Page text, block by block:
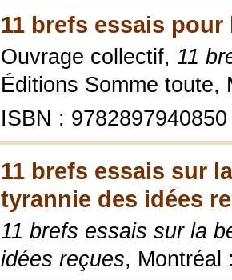
11 brefs essais pour
Ouvrage collectif, 11
Éditions Somme toute,
ISBN : 9782897940850
11 brefs essais sur
tyrannie des idées
11 brefs essais sur la
idées reçues, Montréal